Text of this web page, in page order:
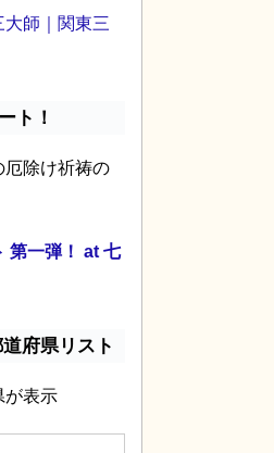
師｜関東三
ト！
厄除け祈祷の
第一弾！ at 七
府県リスト
が表示